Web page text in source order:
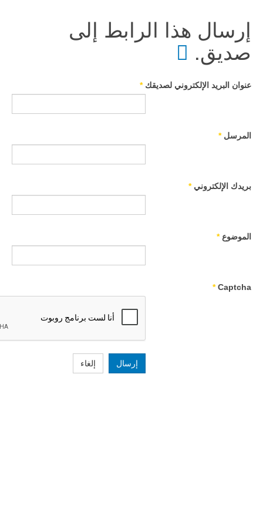
إرسال هذا الرابط إلى
صديق.
عنوان البريد الإلكتروني لصديقك *
المرسل *
بريدك الإلكتروني *
الموضوع *
Captcha
*
إرسال إلغاء